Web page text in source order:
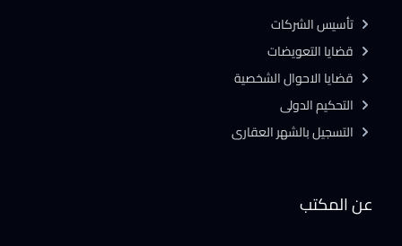
عن المكتب
تأسيس الشركات
قضايا التعويضات
قضايا الاحوال الشخصية
التحكيم الدولى
التسجيل بالشهر العقارى